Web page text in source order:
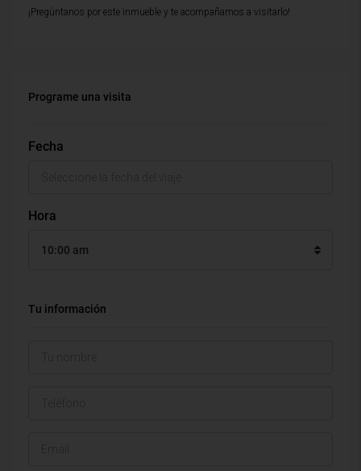
¡Pregúntanos por este inmueble y te acompañamos a visitarlo!
Programe una visita
Fecha
Hora
10:00 am
Tu información